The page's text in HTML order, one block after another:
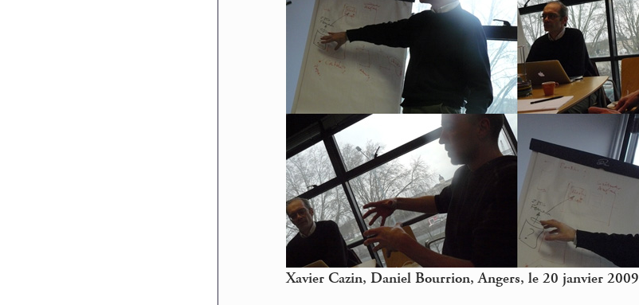
Xavier Cazin, Daniel Bourrion, Angers, le 20 janvier 2009